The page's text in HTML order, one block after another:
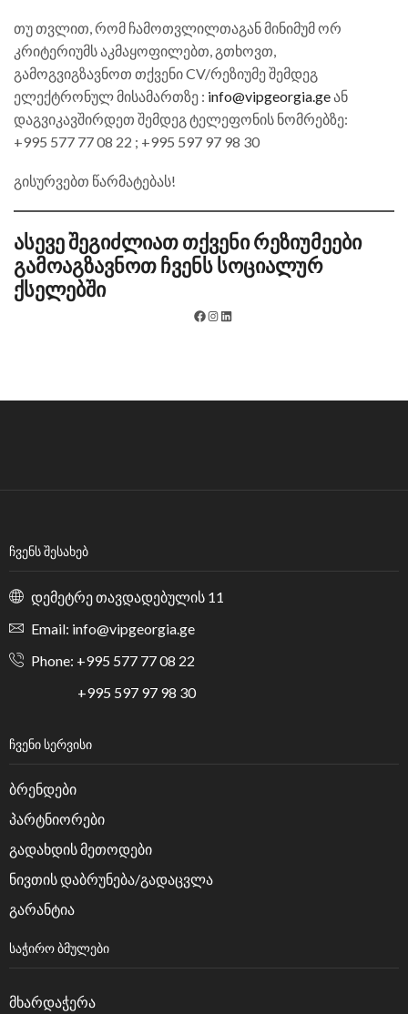
თუ თვლით, რომ ჩამოთვლილთაგან მინიმუმ ორ
კრიტერიუმს აკმაყოფილებთ, გთხოვთ,
გამოგვიგზავნოთ თქვენი CV/რეზიუმე შემდეგ
ელექტრონულ მისამართზე : info@vipgeorgia.geან
დაგვიკავშირდეთ შემდეგ ტელეფონის ნომრებზე:
+995 577 77 08 22 ; +995 597 97 98 30
გისურვებთ წარმატებას!
ასევე შეგიძლიათ თქვენი რეზიუმეები
გამოაგზავნოთ ჩვენს სოციალურ
ქსელებში
ᲩᲕᲔᲜᲡ ᲨᲔᲡᲐᲮᲔᲑ
დემეტრე თავდადებულის 11
Email: info@vipgeorgia.ge
Phone: +995 577 77 08 22
+995 597 97 98 30
ᲩᲕᲔᲜᲘ ᲡᲔᲠᲕᲘᲡᲘ
ბრენდები
პარტნიორები
გადახდის მეთოდები
ნივთის დაბრუნება/გადაცვლა
გარანტია
ᲡᲐᲭᲘᲠᲝ ᲑᲛᲣᲚᲔᲑᲘ
მხარდაჭერა